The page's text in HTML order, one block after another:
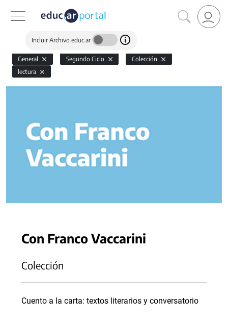
Incluir Archivo educ.ar
General Segundo Ciclo
Colección
lectura
Con Franco Vaccarini
Colección
Cuento a la carta: textos literarios y conversatorio